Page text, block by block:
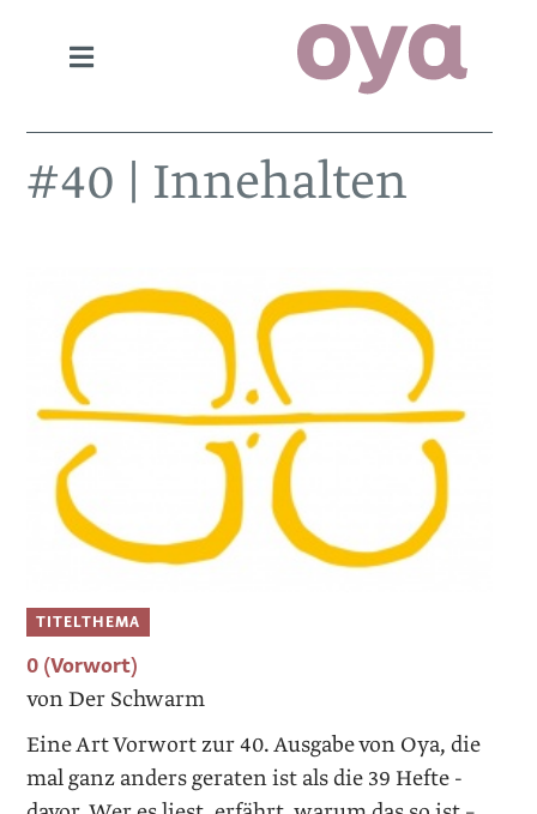
#40 | Innehalten
TITELTHEMA
0 (Vorwort)
von Der Schwarm
Eine Art Vorwort zur 40. Ausgabe von Oya, die
mal ganz anders geraten ist als die 39 Hefte ­